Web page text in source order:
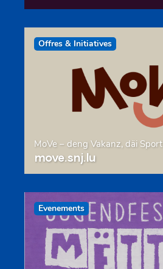
Offres & Initiatives
MoVe – deng Vakanz, däi Sport
move.snj.lu
Evenements